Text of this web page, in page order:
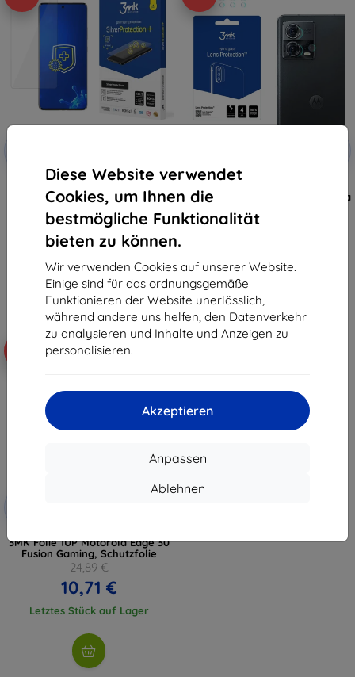
Diese Website verwendet
Cookies, um Ihnen die
bestmögliche Funktionalität
bieten zu können.
Wir verwenden Cookies auf unserer Website.
Einige sind für das ordnungsgemäße
Funktionieren der Website unerlässlich,
während andere uns helfen, den Datenverkehr
zu analysieren und Inhalte und Anzeigen zu
personalisieren.
Akzeptieren
Anpassen
Ablehnen
3MK Silver Protect+ Motorola
Edge 30 Fusion nass
aufgebrachte antimikrobielle
Folie
12,90 €
11,61 €
Auf Lager > 5 Stk.
3MK Lens Protect
Kameralinsenschutz für Motorola
9,90 €
Auf Lager > 5 Stk.
3MK Folie 1UP Motorola Edge 30
Fusion Gaming, Schutzfolie
24,89 €
10,71 €
Letztes Stück auf Lager